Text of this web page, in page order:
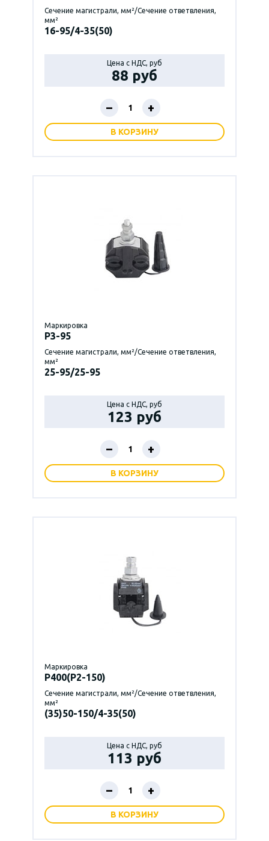
Сечение магистрали, мм²/Сечение ответвления,
мм²
16-95/4-35(50)
Цена с НДС, руб
88 руб
– +
В КОРЗИНУ
Маркировка
P3-95
Сечение магистрали, мм²/Сечение ответвления,
мм²
25-95/25-95
Цена с НДС, руб
123 руб
– +
В КОРЗИНУ
Маркировка
P400(Р2-150)
Сечение магистрали, мм²/Сечение ответвления,
мм²
(35)50-150/4-35(50)
Цена с НДС, руб
113 руб
– +
В КОРЗИНУ